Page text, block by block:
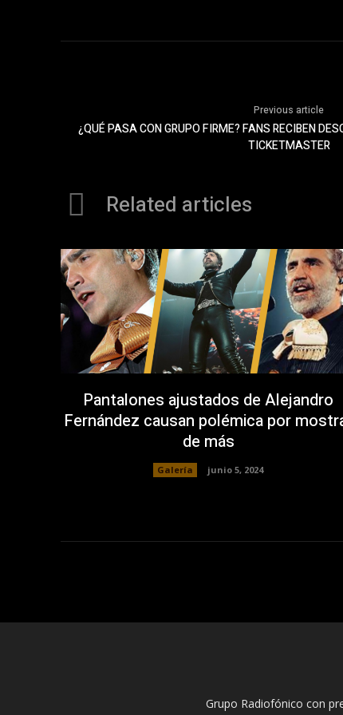
Previous article
¿QUÉ PASA CON GRUPO FIRME? FANS RECIBEN
TICKETMASTER
Related articles
Pantalones ajustados de Alejandro
Fernández causan polémica por
de más
Galería junio 5, 2024
Grupo Radiofónico con